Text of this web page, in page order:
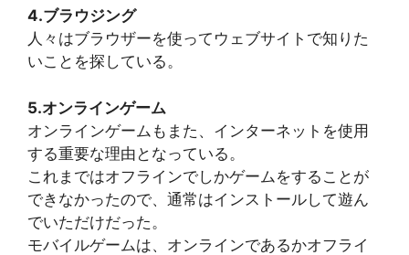
4.ブラウジング
人々はブラウザーを使ってウェブサイトで知りた
いことを探している。
5.オンラインゲーム
オンラインゲームもまた、インターネットを使用
する重要な理由となっている。
これまではオフラインでしかゲームをすることが
できなかったので、通常はインストールして遊ん
でいただけだった。
モバイルゲームは、オンラインであるかオフライ